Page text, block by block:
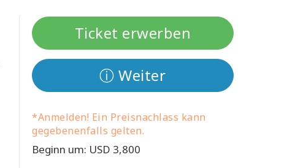
Ticket erwerben
ⓘ Weiter
*Anmelden! Ein Preisnachlass kann
gegebenenfalls gelten.
Beginn um: USD 3,800